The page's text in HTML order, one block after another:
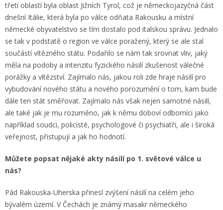
třetí oblastí byla oblast Jižních Tyrol, což je německojazyčná část
dnešní Itálie, která byla po válce odňata Rakousku a místní
německé obyvatelstvo se tím dostalo pod italskou správu. Jednalo
se tak v podstatě o region ve válce poražený, který se ale stal
součástí vítězného státu. Podařilo se nám tak srovnat vliv, jaký
měla na podoby a intenzitu fyzického násilí zkušenost válečné
porážky a vítězství. Zajímalo nás, jakou roli zde hraje násilí pro
vybudování nového státu a nového porozumění o tom, kam bude
dále ten stát směřovat. Zajímalo nás však nejen samotné násilí,
ale také jak je mu rozuměno, jak k němu doboví odborníci jako
například soudci, policisté, psychologové či psychiatři, ale i široká
veřejnost, přistupují a jak ho hodnotí.
Můžete popsat nějaké akty násilí po 1. světové válce u
nás?
Pád Rakouska-Uherska přinesl zvýšení násilí na celém jeho
bývalém území. V Čechách je známý masakr německého